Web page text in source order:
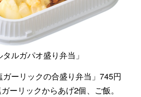
ルガパオ盛り弁当」
ーリックの合盛り弁当」745円
ーリックからあげ2個、ご飯。